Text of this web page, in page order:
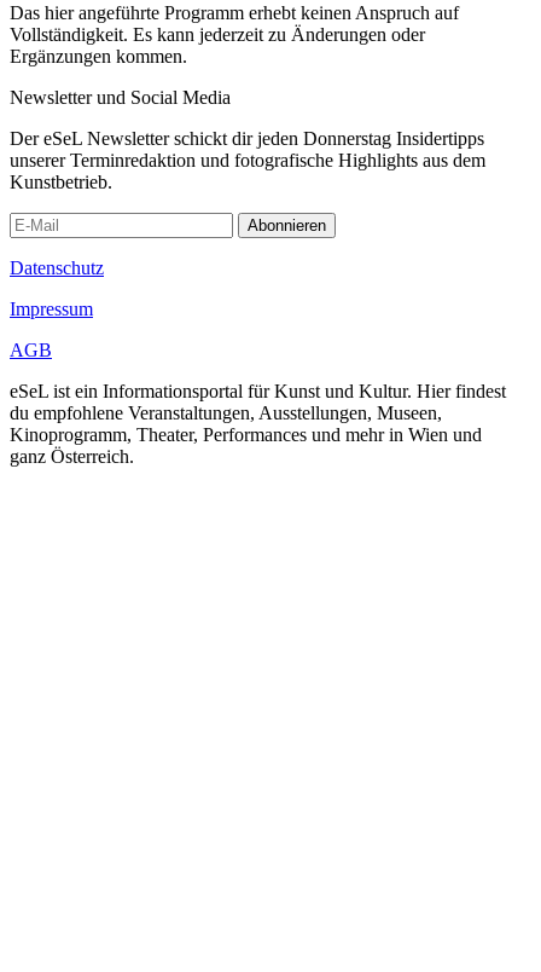
Das hier angeführte Programm erhebt keinen Anspruch auf
Vollständigkeit. Es kann jederzeit zu Änderungen oder
Ergänzungen kommen.
Newsletter und Social Media
Der eSeL Newsletter schickt dir jeden Donnerstag Insidertipps
unserer Terminredaktion und fotografische Highlights aus dem
Kunstbetrieb.
Abonnieren
Datenschutz
Impressum
AGB
eSeL ist ein Informationsportal für Kunst und Kultur. Hier findest
du empfohlene Veranstaltungen, Ausstellungen, Museen,
Kinoprogramm, Theater, Performances und mehr in Wien und
ganz Österreich.